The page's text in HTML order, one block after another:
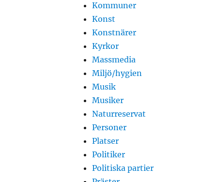
Kommuner
Konst
Konstnärer
Kyrkor
Massmedia
Miljö/hygien
Musik
Musiker
Naturreservat
Personer
Platser
Politiker
Politiska partier